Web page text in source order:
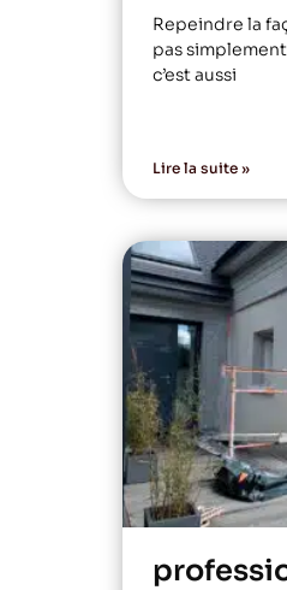
Repeindre la
pas
c’est aussi
Lire la suite »